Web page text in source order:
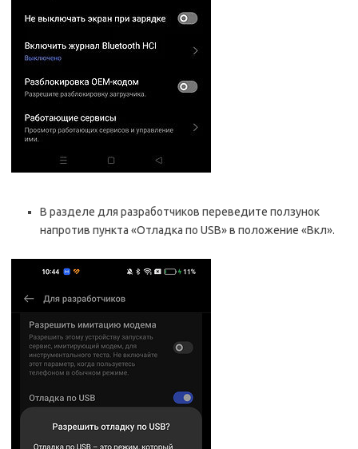
В разделе для разработчиков переведите ползунок
напротив пункта «Отладка по USB» в положение «Вкл».